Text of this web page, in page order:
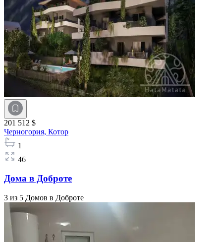
201 512 $
Черногория, Котор
1
46
Дома в Доброте
3 из 5 Домов в Доброте